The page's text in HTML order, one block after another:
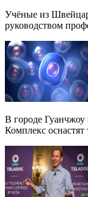
Учёные из
руководством
В городе Гуанчжоу
Комплекс